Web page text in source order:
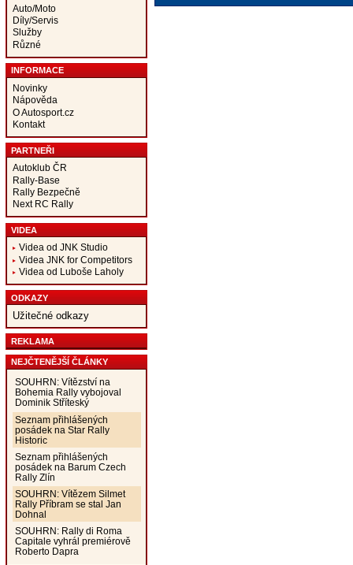
Auto/Moto
Díly/Servis
Služby
Různé
INFORMACE
Novinky
Nápověda
O Autosport.cz
Kontakt
PARTNEŘI
Autoklub ČR
Rally-Base
Rally Bezpečně
Next RC Rally
VIDEA
Videa od JNK Studio
Videa JNK for Competitors
Videa od Luboše Laholy
ODKAZY
Užitečné odkazy
REKLAMA
NEJČTENĚJŠÍ ČLÁNKY
SOUHRN: Vítězství na
Bohemia Rally vybojoval
Dominik Stříteský
Seznam přihlášených
posádek na Star Rally
Historic
Seznam přihlášených
posádek na Barum Czech
Rally Zlín
SOUHRN: Vítězem Silmet
Rally Příbram se stal Jan
Dohnal
SOUHRN: Rally di Roma
Capitale vyhrál premiérově
Roberto Dapra